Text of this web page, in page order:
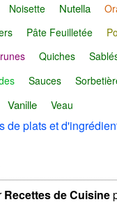
Noisette Nutella
Pâte Feuilletée
Quiches
Sauces
Vanille Veau
de plats et
Recettes de Cuisine